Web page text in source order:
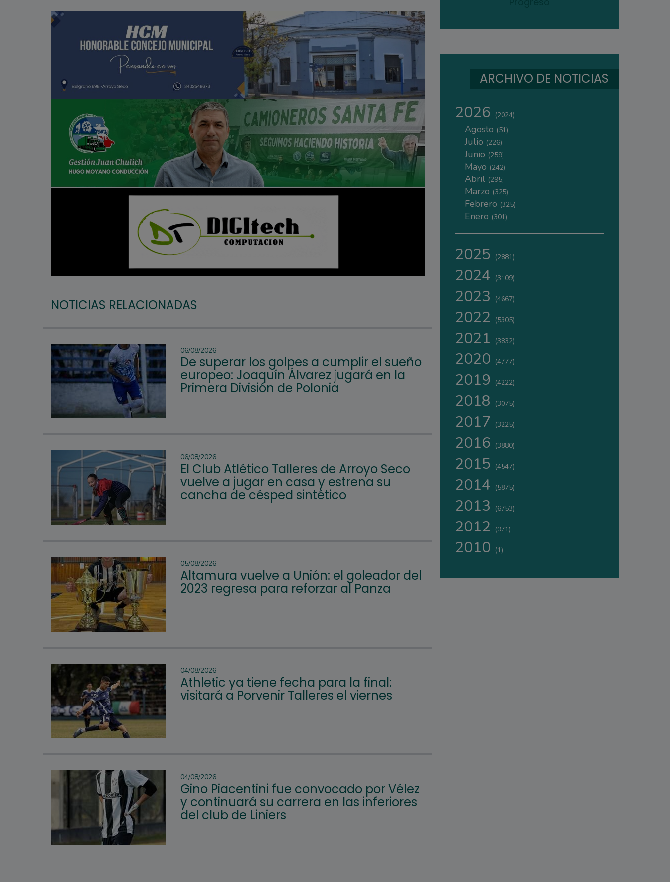
NOTICIAS RELACIONADAS
06/08/2026
De superar los golpes a cumplir el sueño
europeo: Joaquín Álvarez jugará en la
Primera División de Polonia
06/08/2026
El Club Atlético Talleres de Arroyo Seco
vuelve a jugar en casa y estrena su
cancha de césped sintético
05/08/2026
Altamura vuelve a Unión: el goleador del
2023 regresa para reforzar al Panza
04/08/2026
Athletic ya tiene fecha para la final:
visitará a Porvenir Talleres el viernes
04/08/2026
Gino Piacentini fue convocado por Vélez
y continuará su carrera en las inferiores
del club de Liniers
ARCHIVO DE NOTICIAS
2026 (2024)
Agosto (51)
Julio (226)
Junio (259)
Mayo (242)
Abril (295)
Marzo (325)
Febrero (325)
Enero (301)
2025 (2881)
2024 (3109)
2023 (4667)
2022 (5305)
2021 (3832)
2020 (4777)
2019 (4222)
2018 (3075)
2017 (3225)
2016 (3880)
2015 (4547)
2014 (5875)
2013 (6753)
2012 (971)
2010 (1)